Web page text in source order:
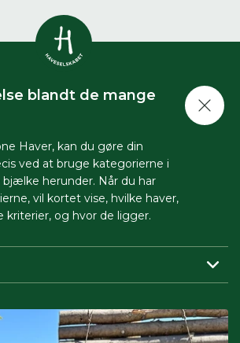
blandt de mange
Haver, kan du gøre din
ved at bruge kategorierne i
herunder. Når du har
vil kortet vise, hvilke haver,
kriterier, og hvor de ligger.
du, så du får vist haver tæt på dig.
Åbne Haver i en bestemt periode,
start- og slutdato på.
Du skal indtaste minimum 3
tegn for at se resultater
Her kan du søge i hele vores katalog af
arrangementer, produkter og åbne
haver.